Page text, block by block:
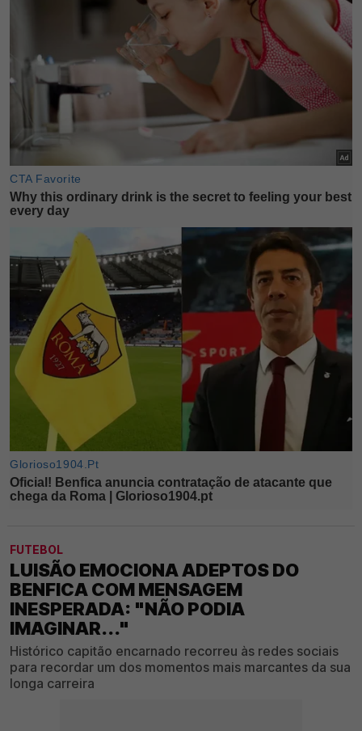
FUTEBOL
LUISÃO EMOCIONA ADEPTOS DO
BENFICA COM MENSAGEM
INESPERADA: "NÃO PODIA
IMAGINAR..."
Histórico capitão encarnado recorreu às redes sociais
para recordar um dos momentos mais marcantes da sua
longa carreira